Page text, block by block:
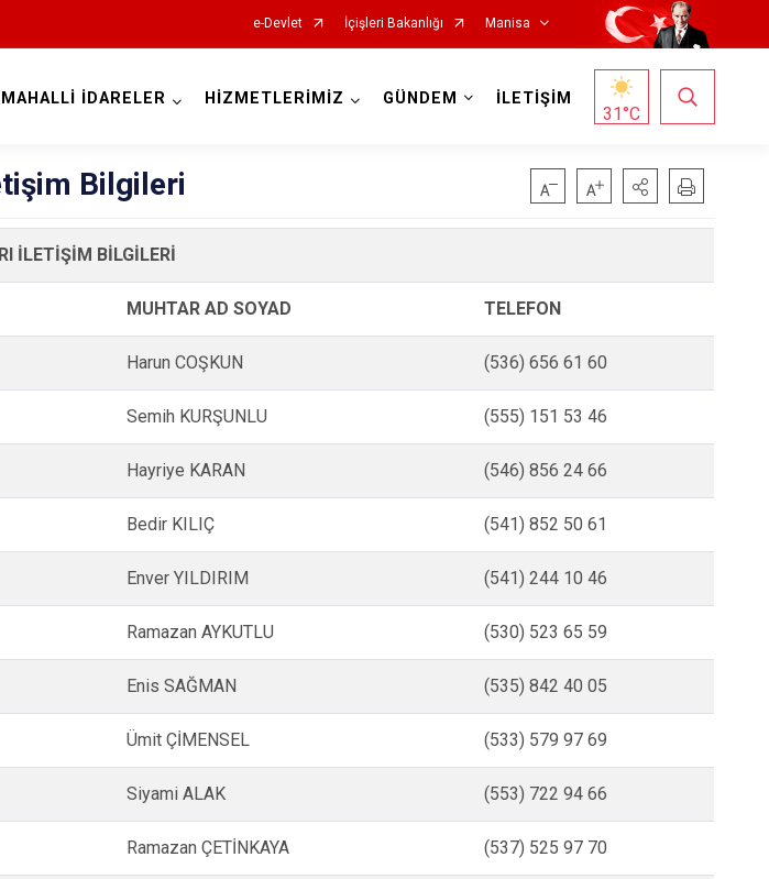
e-Devlet İçişleri Bakanlığı Manisa
Ahmetli
Demirci
Gölmarmara
Gördes
Kırkağaç
Köprübaşı
Kula
Salihli
Selendi
Turgutlu
Şehzadeler
Yunusemre
MAHALLİ İDARELER HİZMETLERİMİZ GÜNDEM İLETİŞİM
31°C
Bilgileri
İLETİŞİM BİLGİLERİ
MUHTAR AD SOYAD TELEFON
Harun COŞKUN (536) 656 61 60
Semih KURŞUNLU (555) 151 53 46
Hayriye KARAN (546) 856 24 66
Bedir KILIÇ (541) 852 50 61
Enver YILDIRIM (541) 244 10 46
Ramazan AYKUTLU (530) 523 65 59
Enis SAĞMAN (535) 842 40 05
Ümit ÇİMENSEL (533) 579 97 69
Siyami ALAK (553) 722 94 66
Ramazan ÇETİNKAYA (537) 525 97 70